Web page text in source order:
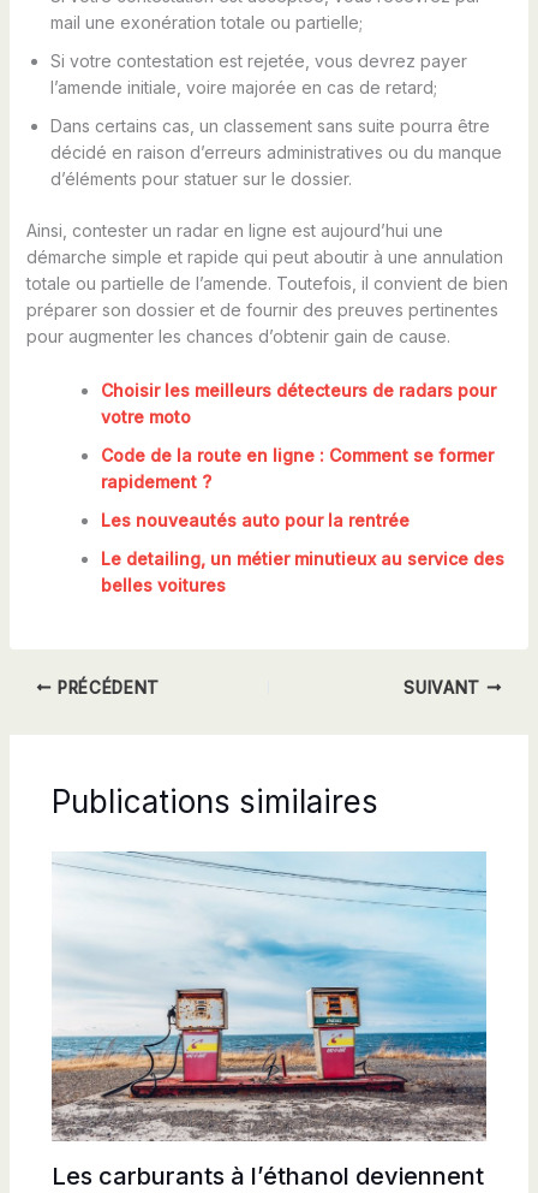
mail une exonération totale ou partielle;
Si votre contestation est rejetée, vous devrez payer
l’amende initiale, voire majorée en cas de retard;
Dans certains cas, un classement sans suite pourra être
décidé en raison d’erreurs administratives ou du manque
d’éléments pour statuer sur le dossier.
Ainsi, contester un radar en ligne est aujourd’hui une
démarche simple et rapide qui peut aboutir à une annulation
totale ou partielle de l’amende. Toutefois, il convient de bien
préparer son dossier et de fournir des preuves pertinentes
pour augmenter les chances d’obtenir gain de cause.
Choisir les meilleurs détecteurs de radars pour
votre moto
Code de la route en ligne : Comment se former
rapidement ?
Les nouveautés auto pour la rentrée
Le detailing, un métier minutieux au service des
belles voitures
PRÉCÉDENT SUIVANT
Publications similaires
Les carburants à l’éthanol deviennent